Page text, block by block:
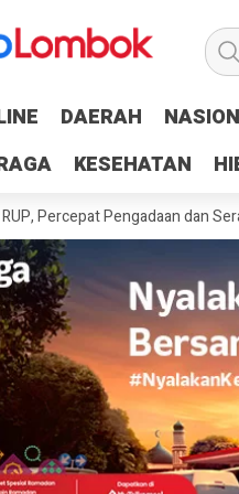
DAERAH
KESEHATAN
DAERAH
KESEHATAN
Pengadaan dan Serapan